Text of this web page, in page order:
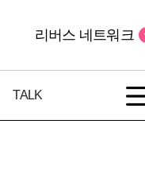
TALK
리버스 네트워크